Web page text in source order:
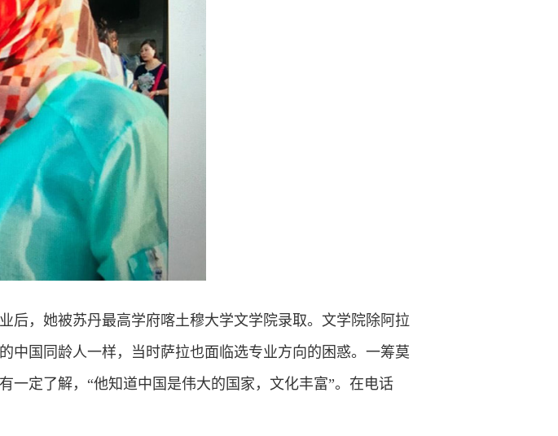
后，她被苏丹最高学府喀土穆大学文学院录取。文学院除阿拉
中国同龄人一样，当时萨拉也面临选专业方向的困惑。一筹莫
一定了解，“他知道中国是伟大的国家，文化丰富”。在电话